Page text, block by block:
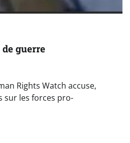
guerre
Rights Watch accuse,
sur les forces pro-